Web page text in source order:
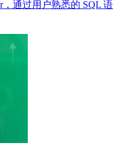
通过用户熟悉的 SQL